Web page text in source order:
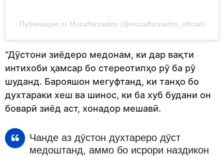
Публикация от Muzaffarzaidov (@muzaffarzaidov_official)
“Дӯстони зиёдеро медонам, ки дар вақти
интихоби ҳамсар бо стереотипҳо рӯ ба рӯ
шуданд. Барояшон мегуфтанд, ки танҳо бо
духтараки хеш ва шинос, ки ба хуб будани он
боварӣ зиёд аст, хонадор мешавӣ.
Чанде аз дӯстон духтареро дӯст
медоштанд, аммо бо исрори наздикон